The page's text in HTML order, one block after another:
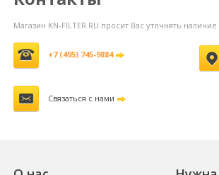
Магазин KN-FILTER.RU просит Вас уточнять
+7 (495) 745-9884
Связаться с нами